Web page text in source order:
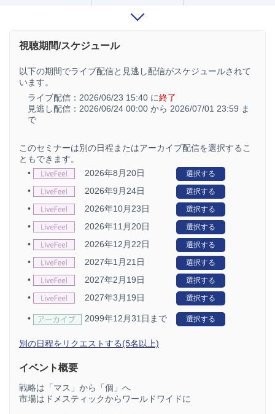
視聴期間/スケジュール
以下の期間でライブ配信と見逃し配信がスケジュールされて
います。
ライブ配信： 2026/06/23 15:40 に終了
見逃し配信： 2026/06/24 00:00 から 2026/07/01 23:59 ま
で
このセミナーは別の日程またはアーカイブ配信を選択するこ
ともできます。
•
2026年8月20日 選択する
• 2026年9月24日 選択する
• 2026年10月23日 選択する
• 2026年11月20日 選択する
• 2026年12月22日 選択する
• 2027年1月21日 選択する
• 2027年2月19日 選択する
• 2027年3月19日 選択する
• 2099年12月31日まで 選択する
別の日程をリクエストする(5名以上)
イベント概要
戦略は「マス」から「個」へ
市場はドメスティックからワールドワイドに